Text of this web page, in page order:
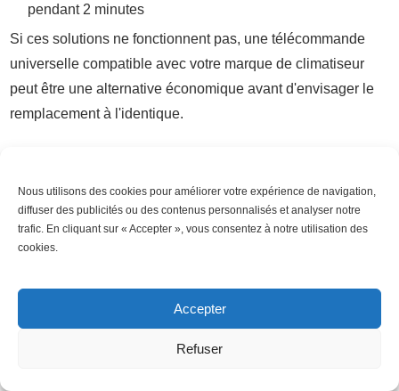
Nous utilisons des cookies pour améliorer votre expérience de navigation,
diffuser des publicités ou des contenus personnalisés et analyser notre
trafic. En cliquant sur « Accepter », vous consentez à notre utilisation des
cookies.
Accepter
Refuser
pendant 2 minutes
Si ces solutions ne fonctionnent pas, une télécommande
universelle compatible avec votre marque de climatiseur
peut être une alternative économique avant d'envisager le
remplacement à l'identique.
Comment réinitialiser ma télécommande
de climatiseur ?
pendant environ 2 minutes. Cela permet d'effacer toute
programmation ou erreur éventuelle. Réinsérez ensuite les
piles en respectant la polarité.